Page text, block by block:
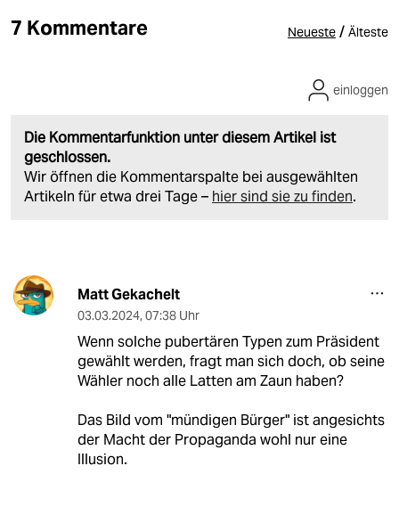
7 Kommentare Neueste / Älteste
Die Kommentarfunktion unter diesem Artikel ist
geschlossen.
Wir öffnen die Kommentarspalte bei ausgewählten
Artikeln für etwa drei Tage – hier sind sie zu finden.
einloggen
Matt Gekachelt
03.03.2024, 07:38 Uhr
Wenn solche pubertären Typen zum Präsident
gewählt werden, fragt man sich doch, ob seine
Wähler noch alle Latten am Zaun haben?
Das Bild vom "mündigen Bürger" ist angesichts
der Macht der Propaganda wohl nur eine
Illusion.